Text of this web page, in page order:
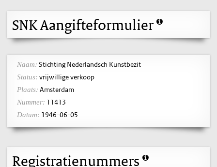
SNK Aangifteformulier
Naam: Stichting Nederlandsch Kunstbezit
Status: vrijwillige verkoop
Plaats: Amsterdam
Nummer: 11413
Datum: 1946-06-05
Registratienummers